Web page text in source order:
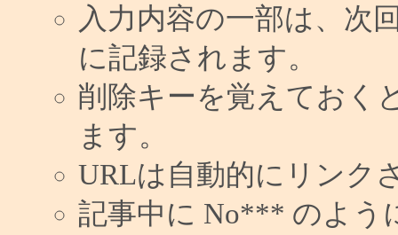
入力内容の一部は、次
に記録されます。
削除キーを覚えておく
ます。
URLは自動的にリンク
記事中に No*** のよう